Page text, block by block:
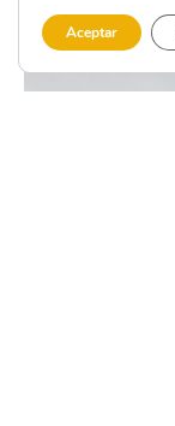
Aceptar